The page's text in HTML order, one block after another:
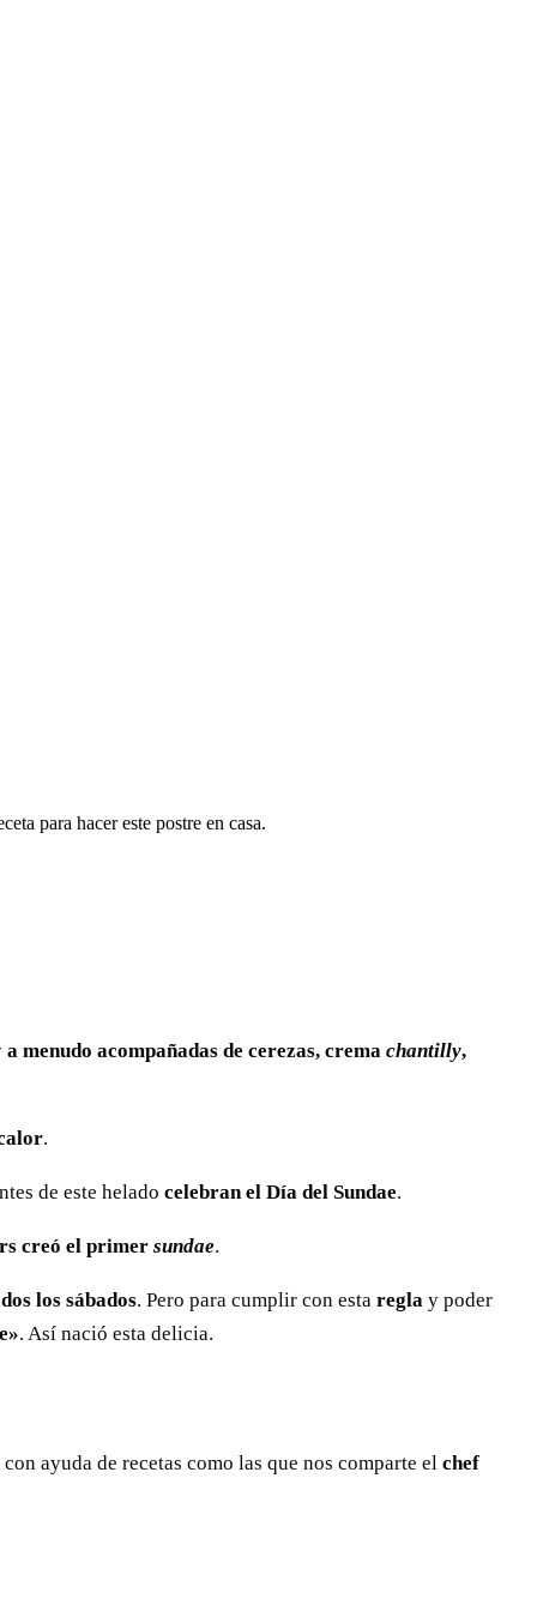
para hacer este postre en casa.
a menudo acompañadas de cerezas, crema chantilly,
.
de este helado celebran el Día del Sundae.
creó el primer sundae.
los sábados. Pero para cumplir con esta regla y poder
. Así nació esta delicia.
ayuda de recetas como las que nos comparte el chef